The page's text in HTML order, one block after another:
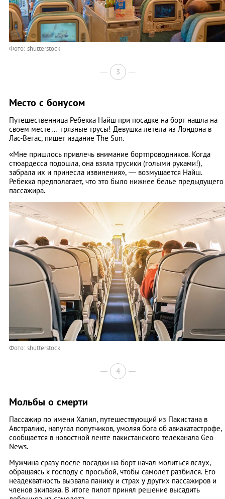
Фото: shutterstock
3
Место с бонусом
Путешественница Ребекка Найш при посадке на борт нашла на
своем месте… грязные трусы! Девушка летела из Лондона в
Лас-Вегас, пишет издание The Sun.
«Мне пришлось привлечь внимание бортпроводников. Когда
стюардесса подошла, она взяла трусики (голыми руками!),
забрала их и принесла извинения», — возмущается Найш.
Ребекка предполагает, что это было нижнее белье предыдущего
пассажира.
Фото: shutterstock
4
Мольбы о смерти
Пассажир по имени Халил, путешествующий из Пакистана в
Австралию, напугал попутчиков, умоляя бога об авиакатастрофе,
сообщается в новостной ленте пакистанского телеканала Geo
News.
Мужчина сразу после посадки на борт начал молиться вслух,
обращаясь к господу с просьбой, чтобы самолет разбился. Его
неадекватность вызвала панику и страх у других пассажиров и
членов экипажа. В итоге пилот принял решение высадить